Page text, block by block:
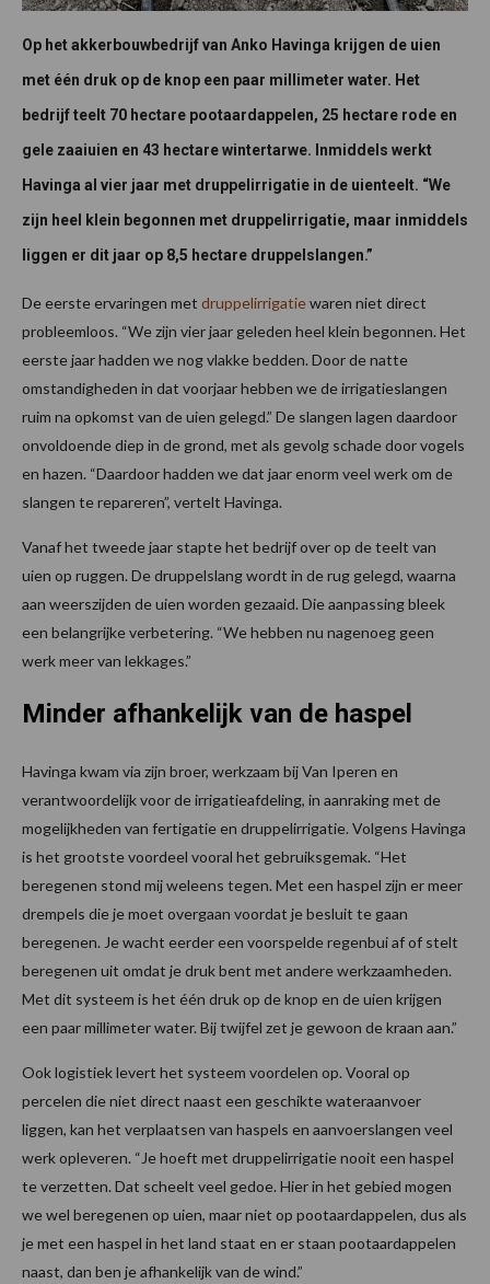
Op het akkerbouwbedrijf van Anko Havinga krijgen de uien
met één druk op de knop een paar millimeter water. Het
bedrijf teelt 70 hectare pootaardappelen, 25 hectare rode en
gele zaaiuien en 43 hectare wintertarwe. Inmiddels werkt
Havinga al vier jaar met druppelirrigatie in de uienteelt. “We
zijn heel klein begonnen met druppelirrigatie, maar inmiddels
liggen er dit jaar op 8,5 hectare druppelslangen.”
De eerste ervaringen met druppelirrigatiewaren niet direct
probleemloos. “We zijn vier jaar geleden heel klein begonnen. Het
eerste jaar hadden we nog vlakke bedden. Door de natte
omstandigheden in dat voorjaar hebben we de irrigatieslangen
ruim na opkomst van de uien gelegd.” De slangen lagen daardoor
onvoldoende diep in de grond, met als gevolg schade door vogels
en hazen. “Daardoor hadden we dat jaar enorm veel werk om de
slangen te repareren”, vertelt Havinga.
Vanaf het tweede jaar stapte het bedrijf over op de teelt van
uien op ruggen. De druppelslang wordt in de rug gelegd, waarna
aan weerszijden de uien worden gezaaid. Die aanpassing bleek
een belangrijke verbetering. “We hebben nu nagenoeg geen
werk meer van lekkages.”
Minder afhankelijk van de haspel
Havinga kwam via zijn broer, werkzaam bij Van Iperen en
verantwoordelijk voor de irrigatieafdeling, in aanraking met de
mogelijkheden van fertigatie en druppelirrigatie. Volgens Havinga
is het grootste voordeel vooral het gebruiksgemak. “Het
beregenen stond mij weleens tegen. Met een haspel zijn er meer
drempels die je moet overgaan voordat je besluit te gaan
beregenen. Je wacht eerder een voorspelde regenbui af of stelt
beregenen uit omdat je druk bent met andere werkzaamheden.
Met dit systeem is het één druk op de knop en de uien krijgen
een paar millimeter water. Bij twijfel zet je gewoon de kraan aan.”
Ook logistiek levert het systeem voordelen op. Vooral op
percelen die niet direct naast een geschikte wateraanvoer
liggen, kan het verplaatsen van haspels en aanvoerslangen veel
werk opleveren. “Je hoeft met druppelirrigatie nooit een haspel
te verzetten. Dat scheelt veel gedoe. Hier in het gebied mogen
we wel beregenen op uien, maar niet op pootaardappelen, dus als
je met een haspel in het land staat en er staan pootaardappelen
naast, dan ben je afhankelijk van de wind.”